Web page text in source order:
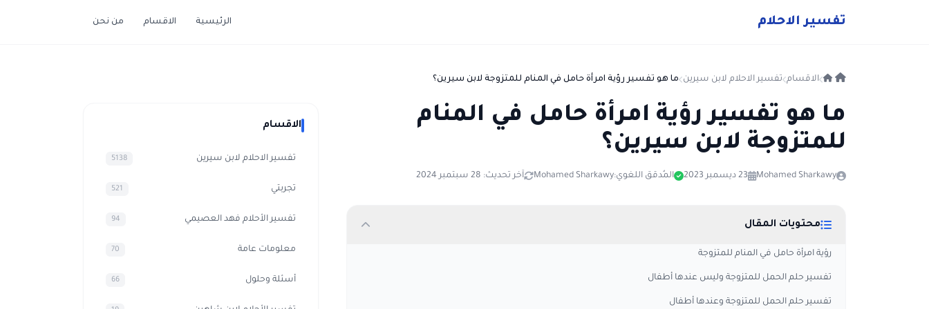
تفسير الاحلام الرئيسية الاقسام من نحن
الاقسام تفسير الاحلام لابن سيرين ما هو تفسير رؤية امرأة حامل في المنام للمتزوجة لابن سيرين؟
ما هو تفسير رؤية امرأة حامل في المنام
للمتزوجة لابن سيرين؟
Mohamed Sharkawy 23 ديسمبر 2023 المُدقق اللغوي:Mohamed Sharkawy آخر تحديث: 28 سبتمبر 2024
محتويات المقال
رؤية امرأة حامل في المنام للمتزوجة
تفسير حلم الحمل للمتزوجة وليس عندها أطفال
تفسير حلم الحمل للمتزوجة وعندها أطفال
الاقسام
تفسير الاحلام لابن سيرين 5138
تجربتي 521
تفسير الأحلام فهد العصيمي 94
معلومات عامة 70
أسئلة وحلول 66